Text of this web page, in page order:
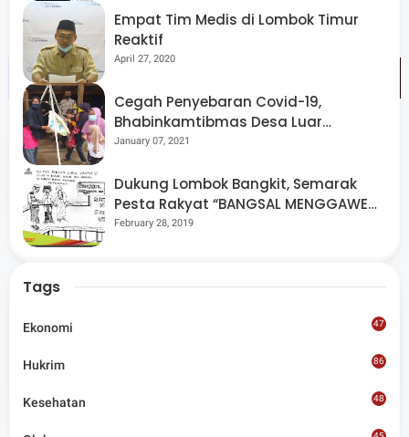
Kelurahan Praya. (Man)
Tags Ekonomi
Share
merangkum ragam peristiwa pendidikan, sosial,
Empat Tim Medis di Lombok Timur
Reaktif
April 27, 2020
Cegah Penyebaran Covid-19,
Bhabinkamtibmas Desa Luar
Pantau Kegiatan Posyandu
January 07, 2021
Dukung Lombok Bangkit, Semarak
Pesta Rakyat “BANGSAL MENGGAWE”
Kembali Digelar Para Seniman Di
February 28, 2019
Tags
Ekonomi 47
Hukrim 86
Kesehatan 48